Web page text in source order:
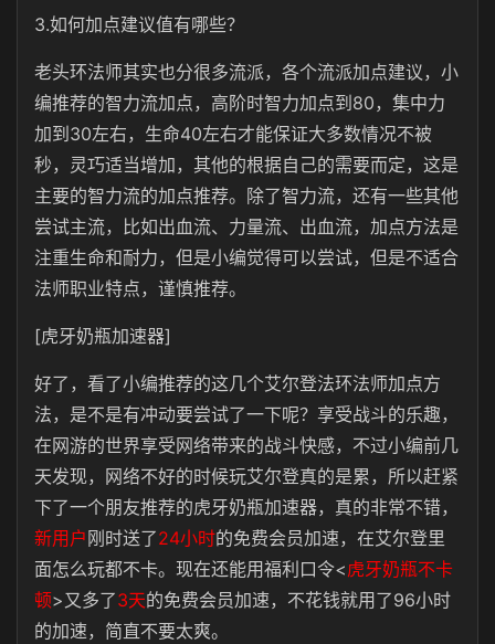
3.如何加点建议值有哪些？
老头环法师其实也分很多流派，各个流派加点建议，小
编推荐的智力流加点，高阶时智力加点到80，集中力
加到30左右，生命40左右才能保证大多数情况不被
秒，灵巧适当增加，其他的根据自己的需要而定，这是
主要的智力流的加点推荐。除了智力流，还有一些其他
尝试主流，比如出血流、力量流、出血流，加点方法是
注重生命和耐力，但是小编觉得可以尝试，但是不适合
法师职业特点，谨慎推荐。
[虎牙奶瓶加速器]
好了，看了小编推荐的这几个艾尔登法环法师加点方
法，是不是有冲动要尝试了一下呢？享受战斗的乐趣，
在网游的世界享受网络带来的战斗快感，不过小编前几
天发现，网络不好的时候玩艾尔登真的是累，所以赶紧
下了一个朋友推荐的虎牙奶瓶加速器，真的非常不错，
新用户 刚时送了24小时的免费会员加速，在艾尔登里
面怎么玩都不卡。现在还能用福利口令<虎牙奶瓶不卡
顿>又多了3天的免费会员加速，不花钱就用了96小时
的加速，简直不要太爽。